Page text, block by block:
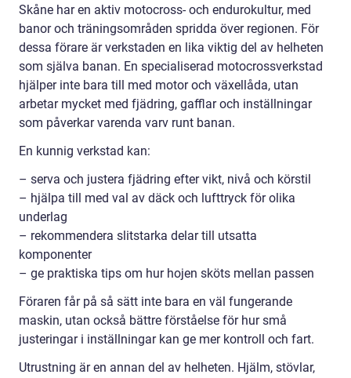
Skåne har en aktiv motocross- och endurokultur, med
banor och träningsområden spridda över regionen. För
dessa förare är verkstaden en lika viktig del av helheten
som själva banan. En specialiserad motocrossverkstad
hjälper inte bara till med motor och växellåda, utan
arbetar mycket med fjädring, gafflar och inställningar
som påverkar varenda varv runt banan.
En kunnig verkstad kan:
– serva och justera fjädring efter vikt, nivå och körstil
– hjälpa till med val av däck och lufttryck för olika
underlag
– rekommendera slitstarka delar till utsatta
komponenter
– ge praktiska tips om hur hojen sköts mellan passen
Föraren får på så sätt inte bara en väl fungerande
maskin, utan också bättre förståelse för hur små
justeringar i inställningar kan ge mer kontroll och fart.
Utrustning är en annan del av helheten. Hjälm, stövlar,